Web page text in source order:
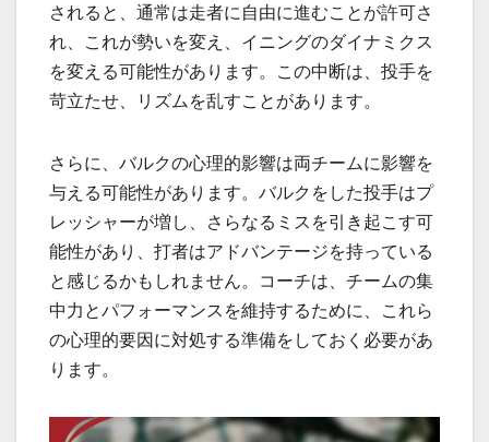
されると、通常は走者に自由に進むことが許可さ
れ、これが勢いを変え、イニングのダイナミクス
を変える可能性があります。この中断は、投手を
苛立たせ、リズムを乱すことがあります。
さらに、バルクの心理的影響は両チームに影響を
与える可能性があります。バルクをした投手はプ
レッシャーが増し、さらなるミスを引き起こす可
能性があり、打者はアドバンテージを持っている
と感じるかもしれません。コーチは、チームの集
中力とパフォーマンスを維持するために、これら
の心理的要因に対処する準備をしておく必要があ
ります。